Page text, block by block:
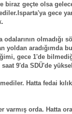
biraz geçte olsa
gece
olmadığı
yoldan aradığımda
gece 1'de
9'da SDÜ'de
Hatta fedai
orda. Hatta